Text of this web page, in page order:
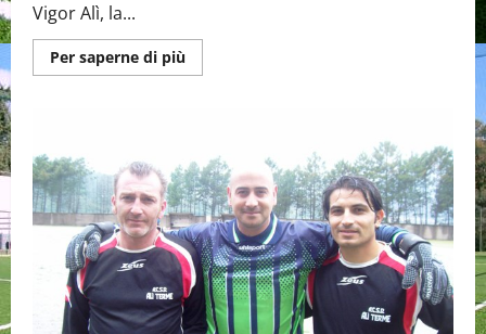
Vigor Alì, la...
Per saperne di piùMaggiori
informazioni
l’Alì
Terme
conquista
la
“Seconda
Categoria”.